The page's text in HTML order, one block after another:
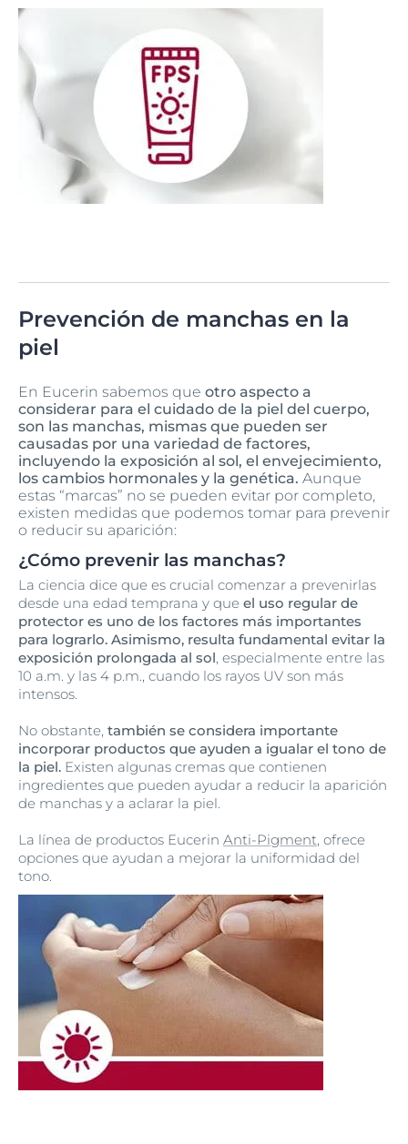
Prevención de manchas en la
piel
En Eucerin sabemos que otro aspecto a
considerar para el cuidado de la piel del cuerpo,
son las manchas, mismas que pueden ser
causadas por una variedad de factores,
incluyendo la exposición al sol, el envejecimiento,
los cambios hormonales y la genética. Aunque
estas “marcas” no se pueden evitar por completo,
existen medidas que podemos tomar para prevenir
o reducir su aparición:
¿Cómo prevenir las manchas?
La ciencia dice que es crucial comenzar a prevenirlas
desde una edad temprana y que el uso regular de
protector es uno de los factores más importantes
para lograrlo. Asimismo, resulta fundamental evitar la
exposición prolongada al sol, especialmente entre las
10 a.m. y las 4 p.m., cuando los rayos UV son más
intensos.
No obstante, también se considera importante
incorporar productos que ayuden a igualar el tono de
la piel. Existen algunas cremas que contienen
ingredientes que pueden ayudar a reducir la aparición
de manchas y a aclarar la piel.
La línea de productos Eucerin Anti-Pigment, ofrece
opciones que ayudan a mejorar la uniformidad del
tono.